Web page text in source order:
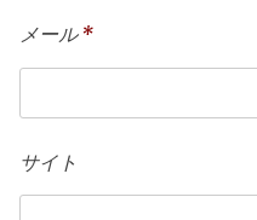
メール*
サイト